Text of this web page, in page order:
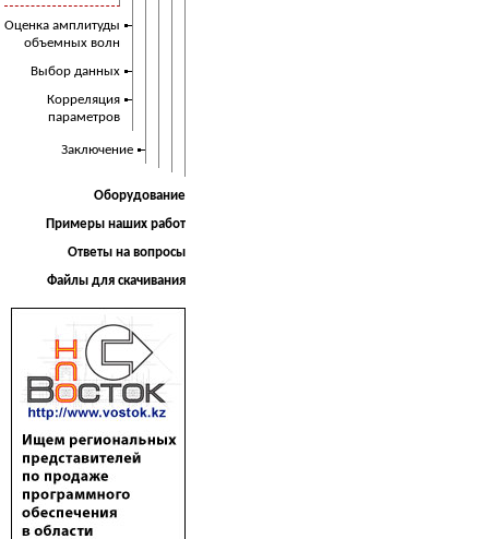
Оценка амплитуды
объемных волн
Выбор данных
Корреляция
параметров
Заключение
Оборудование
Примеры наших работ
Ответы на вопросы
Файлы для скачивания